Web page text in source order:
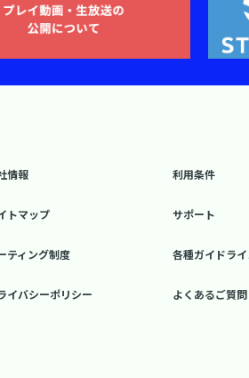
情報
トマップ
ティング制度
イバシーポリシー
利用条件
サポート
各種ガイドラ
よくあるご質問